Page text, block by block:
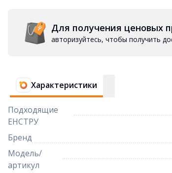
Для получения ценовых
авторизуйтесь, чтобы получить
Характеристики
Подходящие
ЕНСТРУ
Бренд
Модель/
артикул